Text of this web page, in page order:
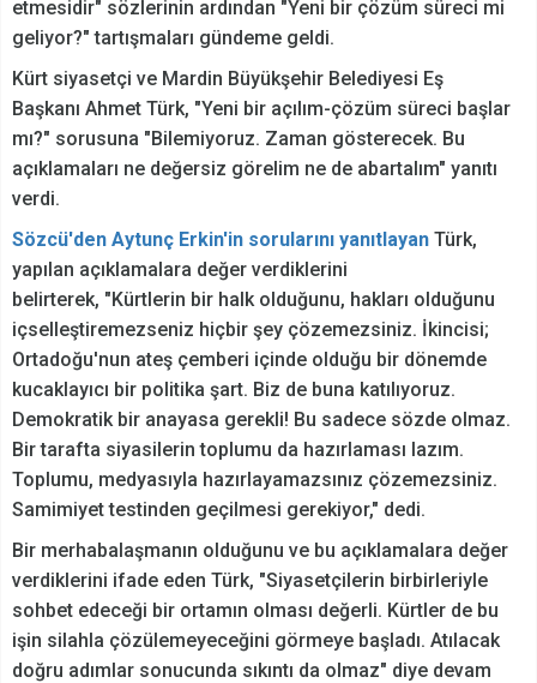
etmesidir" sözlerinin ardından "Yeni bir çözüm süreci mi
geliyor?" tartışmaları gündeme geldi.
Kürt siyasetçi ve Mardin Büyükşehir Belediyesi Eş
Başkanı Ahmet Türk, "Yeni bir açılım-çözüm süreci başlar
mı?" sorusuna "Bilemiyoruz. Zaman gösterecek. Bu
açıklamaları ne değersiz görelim ne de abartalım" yanıtı
verdi.
Sözcü'den Aytunç Erkin'in sorularını yanıtlayan Türk,
yapılan açıklamalara değer verdiklerini
belirterek, "Kürtlerin bir halk olduğunu, hakları olduğunu
içselleştiremezseniz hiçbir şey çözemezsiniz. İkincisi;
Ortadoğu'nun ateş çemberi içinde olduğu bir dönemde
kucaklayıcı bir politika şart. Biz de buna katılıyoruz.
Demokratik bir anayasa gerekli! Bu sadece sözde olmaz.
Bir tarafta siyasilerin toplumu da hazırlaması lazım.
Toplumu, medyasıyla hazırlayamazsınız çözemezsiniz.
Samimiyet testinden geçilmesi gerekiyor," dedi.
Bir merhabalaşmanın olduğunu ve bu açıklamalara değer
verdiklerini ifade eden Türk, "Siyasetçilerin birbirleriyle
sohbet edeceği bir ortamın olması değerli. Kürtler de bu
işin silahla çözülemeyeceğini görmeye başladı. Atılacak
doğru adımlar sonucunda sıkıntı da olmaz" diye devam